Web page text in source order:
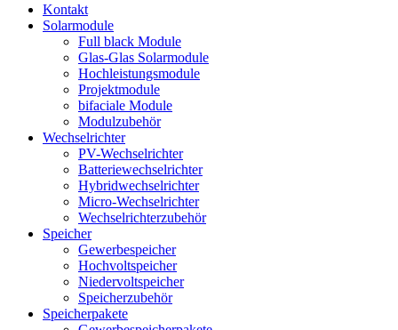
Kontakt
Solarmodule
Full black Module
Glas-Glas Solarmodule
Hochleistungsmodule
Projektmodule
bifaciale Module
Modulzubehör
Wechselrichter
PV-Wechselrichter
Batteriewechselrichter
Hybridwechselrichter
Micro-Wechselrichter
Wechselrichterzubehör
Speicher
Gewerbespeicher
Hochvoltspeicher
Niedervoltspeicher
Speicherzubehör
Speicherpakete